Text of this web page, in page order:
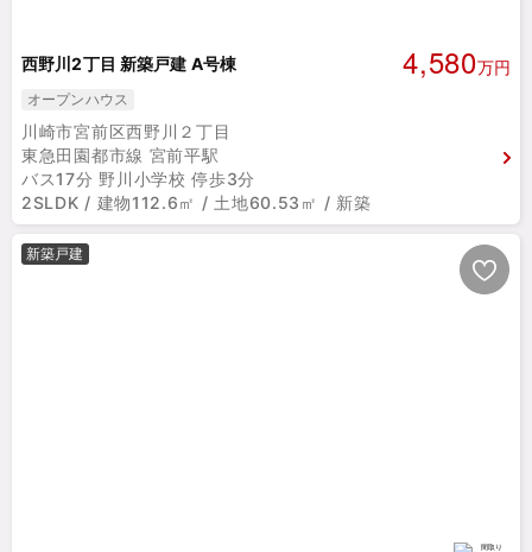
西野川2丁目 新築戸建 A号棟 4,580万円
オープンハウス
川崎市宮前区西野川２丁目
東急田園都市線 宮前平駅
バス17分 野川小学校 停歩3分
2SLDK / 建物112.6㎡ / 土地60.53㎡ / 新築
新築戸建